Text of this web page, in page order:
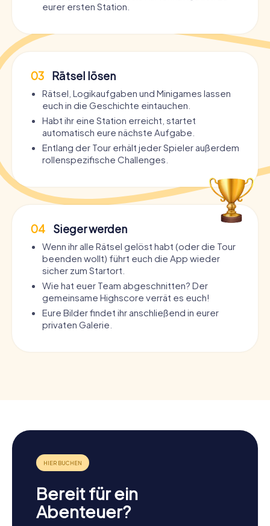
eurer ersten Station.
03 Rätsel lösen
Rätsel, Logikaufgaben und Minigames lassen
euch in die Geschichte eintauchen.
Habt ihr eine Station erreicht, startet
automatisch eure nächste Aufgabe.
Entlang der Tour erhält jeder Spieler außerdem
rollenspezifische Challenges.
04 Sieger werden
Wenn ihr alle Rätsel gelöst habt (oder die Tour
beenden wollt) führt euch die App wieder
sicher zum Startort.
Wie hat euer Team abgeschnitten? Der
gemeinsame Highscore verrät es euch!
Eure Bilder findet ihr anschließend in eurer
privaten Galerie.
Bereit für ein
Abenteuer?